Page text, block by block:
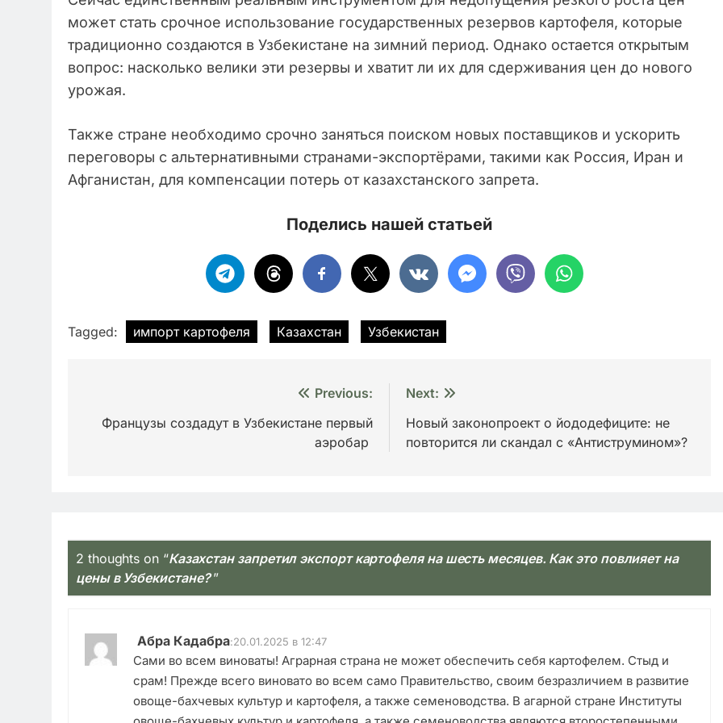
может стать срочное использование государственных резервов картофеля, которые
традиционно создаются в Узбекистане на зимний период. Однако остается открытым
вопрос: насколько велики эти резервы и хватит ли их для сдерживания цен до нового
урожая.
Также стране необходимо срочно заняться поиском новых поставщиков и ускорить
переговоры с альтернативными странами-экспортёрами, такими как Россия, Иран и
Афганистан, для компенсации потерь от казахстанского запрета.
Поделись нашей статьей
Tagged: импорт картофеля Казахстан Узбекистан
по
Previous:
Французы создадут в Узбекистане первый
аэробар
Next:
Новый законопроект о йододефиците: не
повторится ли скандал с «Антиструмином»?
2 thoughts on “Казахстан запретил экспорт картофеля на шесть месяцев. Как это повлияет на
цены в Узбекистане?”
Абра Кадабра:20.01.2025 в 12:47
Сами во всем виноваты! Аграрная страна не может обеспечить себя картофелем. Стыд и
срам! Прежде всего виновато во всем само Правительство, своим безразличием в развитие
овоще-бахчевых культур и картофеля, а также семеноводства. В агарной стране Институты